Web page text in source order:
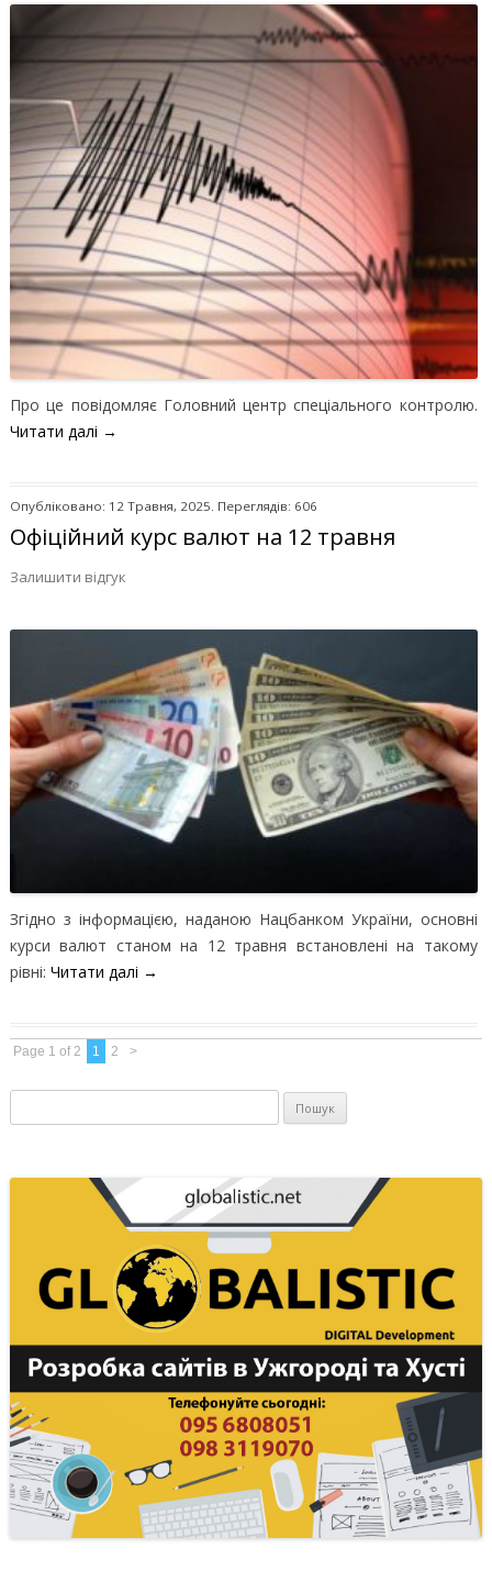
Про це повідомляє Головний центр спеціального контролю.
Читати далі →
Опубліковано: 12 Травня, 2025. Переглядів: 606
Офіційний курс валют на 12 травня
Залишити відгук
Згідно з інформацією, наданою Нацбанком України, основні
курси валют станом на 12 травня встановлені на такому
рівні: Читати далі →
Page 1 of 2 1 2 >